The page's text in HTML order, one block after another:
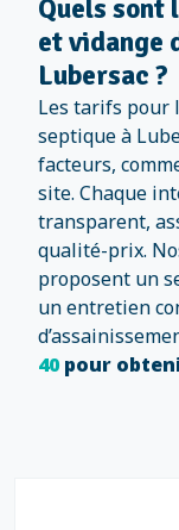
Quels
et vidange
Lubersac ?
Les tarifs pour
septique à
facteurs,
site. Chaque
transparent,
qualité-prix.
proposent un
un entretien
40pour